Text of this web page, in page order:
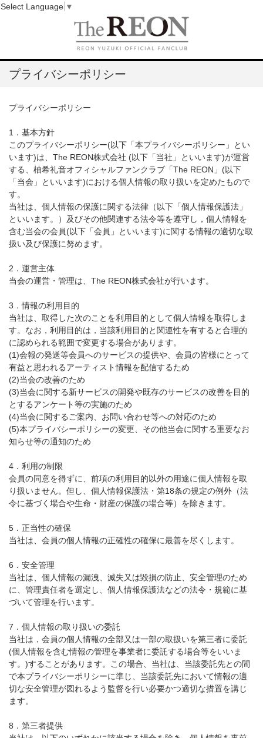
プライバシーポリシー
プライバシーポリシー
1．基本方針
このプライバシーポリシー(以下「本プライバシーポリシー」とい
います)は、The REON株式会社 (以下「当社」といいます)が運営
する、柚希礼音オフィシャルファンクラブ「The REON」(以下
「当会」といいます)における個人情報の取り扱いを定めたもので
す。
当社は、個人情報の保護に関する法律（以下「個人情報保護法」
といいます。）及びその他関連する法令等を遵守し，個人情報を
含む当会の会員(以下「会員」といいます)に関する情報の適切な取
扱い及び保護に努めます。
2．運営主体
当会の運営・管理は、The REON株式会社が行います。
3．情報の利用目的
当社は、取得した次のことを利用目的として個人情報を取得しま
す。なお，利用目的は，当該利用目的と関連性を有すると合理的
に認められる範囲で変更する場合があります。
(1)会報の発送等会員へのサービスの提供や、会員の皆様にとって
有益と思われるアーティスト情報を配信するため
(2)当会の改善のため
(3)当会に関する新サービスの開発や既存のサービスの改善を目的
とするアンケート等の実施のため
(4)当会に関するご案内、お問い合わせ等への対応のため
(5)本プライバシーポリシーの変更、その他当会に関する重要なお
知らせ等の通知のため
4．利用の制限
会員の同意を得ずに、前項の利用目的以外の用途に個人情報を取
り扱いません。但し、個人情報保護法・第18条の規定の例外（法
令に基づく場合や生命・財産の保護の場合等）を除きます。
5．正当性の確保
当社は、会員の個人情報の正確性の確保に最善を尽くします。
6．安全管理
当社は、個人情報の漏洩、滅失又は毀損の防止、安全管理のため
に、管理責任者を選定し、個人情報保護法などの法令・規範に基
づいて管理を行います。
7．個人情報の取り扱いの委託
当社は，会員の個人情報の全部又は一部の取扱いを第三者に委託
(個人情報を含む情報の管理を事業者に委託する場合等をいいま
す。)することがあります。この場合、当社は、当該委託先との間
で本プライバシーポリシーに準じ、当該委託先において情報の適
切な安全管理が図れるよう監督を行い必要かつ適切な措置を講じ
ます。
8．第三者提供
Select Language ▼